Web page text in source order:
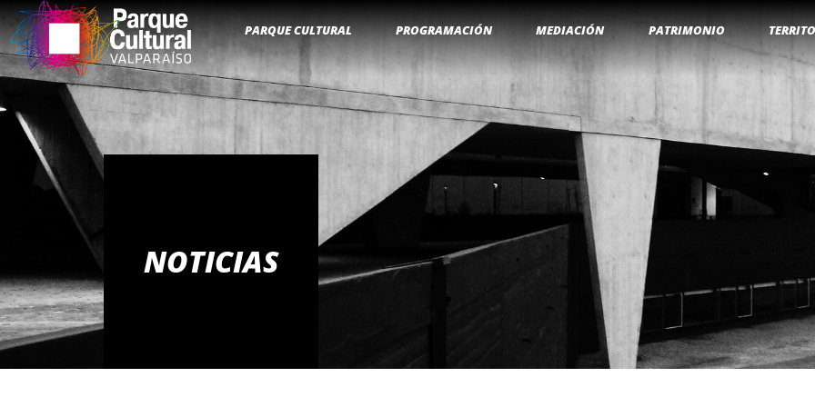
PARQUE CULTURAL PROGRAMACIÓN MEDIACIÓN PATRIMONIO
NOTICIAS